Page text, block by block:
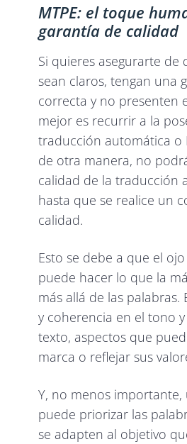
MTPE: el toque
garantía de calidad
Si quieres asegurarte de
sean claros, tengan una
correcta y no presenten
mejor es recurrir a la
traducción automática o
de otra manera, no
calidad de la traducción
hasta que se realice un
calidad.
Esto se debe a que el
puede hacer lo que la
más allá de las palabras.
y coherencia en el tono
texto, aspectos que
marca o reflejar sus
Y, no menos importante,
puede priorizar las
se adapten al objetivo